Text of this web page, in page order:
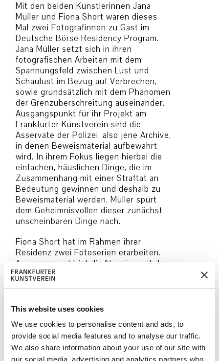
This website uses cookies
We use cookies to personalise content and ads, to
provide social media features and to analyse our traffic.
We also share information about your use of our site with
our social media, advertising and analytics partners who
Mit den beiden Künstlerinnen Jana
Müller und Fiona Short waren dieses
Mal zwei Fotografinnen zu Gast im
Deutsche Börse Residency Program.
Jana Müller setzt sich in ihren
fotografischen Arbeiten mit dem
Spannungsfeld zwischen Lust und
Schaulust im Bezug auf Verbrechen,
sowie grundsätzlich mit dem Phänomen
der Grenzüberschreitung auseinander.
Ausgangspunkt für ihr Projekt am
Frankfurter Kunstverein sind die
Asservate der Polizei, also jene Archive,
in denen Beweismaterial aufbewahrt
wird. In ihrem Fokus liegen hierbei die
einfachen, häuslichen Dinge, die im
Zusammenhang mit einer Straftat an
Bedeutung gewinnen und deshalb zu
Beweismaterial werden. Müller spürt
dem Geheimnisvollen dieser zunächst
unscheinbaren Dinge nach.
Fiona Short hat im Rahmen ihrer
Residenz zwei Fotoserien erarbeiten.
Ausgangspunkt ist die Neugier, mit der
sie dem alltäglichen Leben in der Stadt
Stadtlandschaft Frankfurts.
Haltung, Gestik und Kleidung ihrer
Bewohner ist die Grundlage für die
erste Serie. Was zunächst isoliert